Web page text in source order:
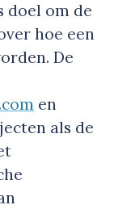
doel om de
hoe een
De
en
als de